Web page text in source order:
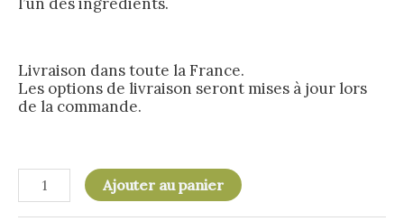
Livraison dans toute la France.
Les options de livraison seront mises à jour lors
de la commande.
Ajouter au panier